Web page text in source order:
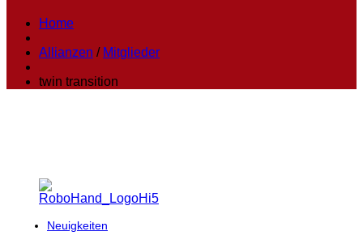
Home
Allianzen / Mitglieder
twin transition
Neuigkeiten